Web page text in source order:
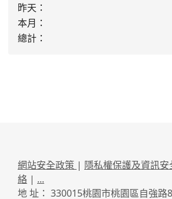
昨天：
本月：
總計：
網站安全政策 | 隱私權保護及資訊安
絡 | ...
地 址： 330015桃園市桃園區自強路